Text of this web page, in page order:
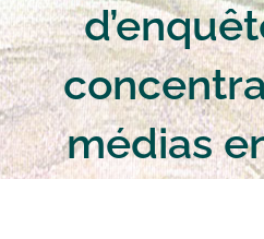
Actualités
Contact
médias